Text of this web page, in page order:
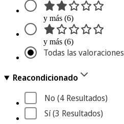
y más (6)
y más (6)
Todas las valoraciones
Reacondicionado
No (4 Resultados)
Sí (3 Resultados)